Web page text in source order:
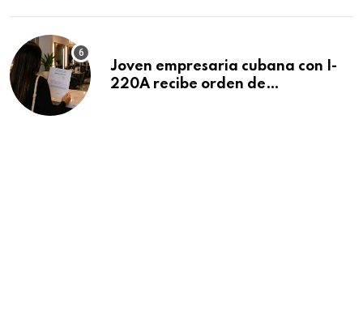
Joven empresaria cubana con I-
220A recibe orden de